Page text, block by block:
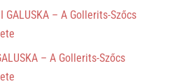
GALUSKA – A Gollerits-Szőcs
– A Gollerits-Szőcs